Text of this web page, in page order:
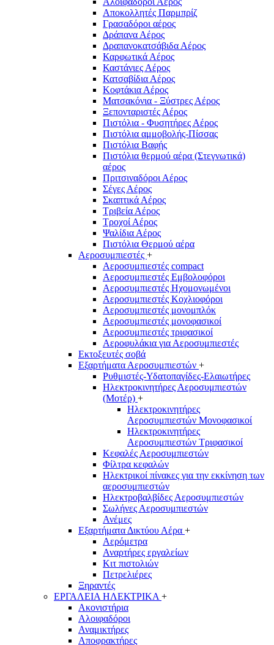
Αποκολλητές Παρμπρίζ
Γρασαδόροι αέρος
Δράπανα Αέρος
Δραπανοκατσάβιδα Αέρος
Καρφωτικά Αέρος
Καστάνιες Αέρος
Κατσαβίδια Αέρος
Κοφτάκια Αέρος
Ματσακόνια - Ξύστρες Αέρος
Ξεπονταριστές Αέρος
Πιστόλια - Φυσητήρες Αέρος
Πιστόλια αμμοβολής-Πίσσας
Πιστόλια Βαφής
Πιστόλια θερμού αέρα (Στεγνωτικά)
αέρος
Πριτσιναδόροι Αέρος
Σέγες Αέρος
Σκαπτικά Αέρος
Τριβεία Αέρος
Τροχοί Αέρος
Ψαλίδια Αέρος
Πιστόλια Θερμού αέρα
Αεροσυμπιεστές +
Αεροσυμπιεστές compact
Αεροσυμπιεστές Εμβολοφόροι
Αεροσυμπιεστές Ηχομονωμένοι
Αεροσυμπιεστές Κοχλιοφόροι
Αεροσυμπιεστές μονομπλόκ
Αεροσυμπιεστές μονοφασικοί
Αεροσυμπιεστές τριφασικοί
Αεροφυλάκια για Αεροσυμπιεστές
Εκτοξευτές σοβά
Εξαρτήματα Αεροσυμπιεστών +
Ρυθμιστές-Υδατοπαγίδες-Ελαιωτήρες
Ηλεκτροκινητήρες Αεροσυμπιεστών
(Μοτέρ) +
Ηλεκτροκινητήρες
Αεροσυμπιεστών Μονοφασικοί
Ηλεκτροκινητήρες
Αεροσυμπιεστών Τριφασικοί
Κεφαλές Αεροσυμπιεστών
Φίλτρα κεφαλών
Ηλεκτρικοί πίνακες για την εκκίνηση των
αεροσυμπιεστών
Ηλεκτροβαλβίδες Αεροσυμπιεστών
Σωλήνες Αεροσυμπιεστών
Ανέμες
Εξαρτήματα Δικτύου Αέρα +
Αερόμετρα
Αναρτήρες εργαλείων
Κιτ πιστολιών
Πετρελιέρες
Ξηραντές
ΕΡΓΑΛΕΙΑ ΗΛΕΚΤΡΙΚΑ +
Ακονιστήρια
Αλοιφαδόροι
Αναμικτήρες
Αποφρακτήρες